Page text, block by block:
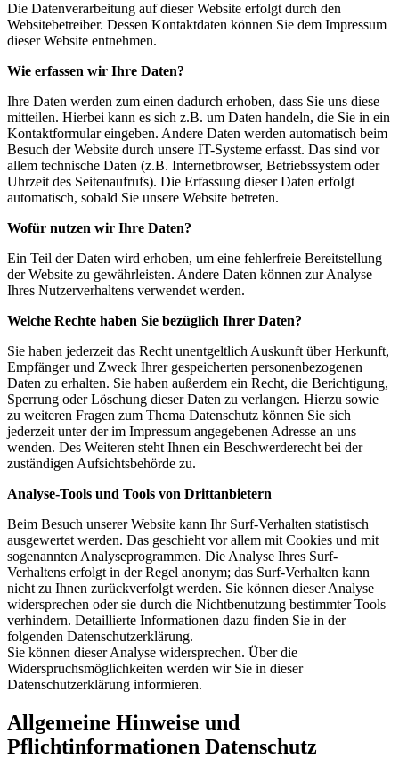
Die Datenverarbeitung auf dieser Website erfolgt durch den
Websitebetreiber. Dessen Kontaktdaten können Sie dem Impressum
dieser Website entnehmen.
Wie erfassen wir Ihre Daten?
Ihre Daten werden zum einen dadurch erhoben, dass Sie uns diese
mitteilen. Hierbei kann es sich z.B. um Daten handeln, die Sie in ein
Kontaktformular eingeben. Andere Daten werden automatisch beim
Besuch der Website durch unsere IT-Systeme erfasst. Das sind vor
allem technische Daten (z.B. Internetbrowser, Betriebssystem oder
Uhrzeit des Seitenaufrufs). Die Erfassung dieser Daten erfolgt
automatisch, sobald Sie unsere Website betreten.
Wofür nutzen wir Ihre Daten?
Ein Teil der Daten wird erhoben, um eine fehlerfreie Bereitstellung
der Website zu gewährleisten. Andere Daten können zur Analyse
Ihres Nutzerverhaltens verwendet werden.
Welche Rechte haben Sie bezüglich Ihrer Daten?
Sie haben jederzeit das Recht unentgeltlich Auskunft über Herkunft,
Empfänger und Zweck Ihrer gespeicherten personenbezogenen
Daten zu erhalten. Sie haben außerdem ein Recht, die Berichtigung,
Sperrung oder Löschung dieser Daten zu verlangen. Hierzu sowie
zu weiteren Fragen zum Thema Datenschutz können Sie sich
jederzeit unter der im Impressum angegebenen Adresse an uns
wenden. Des Weiteren steht Ihnen ein Beschwerderecht bei der
zuständigen Aufsichtsbehörde zu.
Analyse-Tools und Tools von Drittanbietern
Beim Besuch unserer Website kann Ihr Surf-Verhalten statistisch
ausgewertet werden. Das geschieht vor allem mit Cookies und mit
sogenannten Analyseprogrammen. Die Analyse Ihres Surf-
Verhaltens erfolgt in der Regel anonym; das Surf-Verhalten kann
nicht zu Ihnen zurückverfolgt werden. Sie können dieser Analyse
widersprechen oder sie durch die Nichtbenutzung bestimmter Tools
verhindern. Detaillierte Informationen dazu finden Sie in der
folgenden Datenschutzerklärung.
Sie können dieser Analyse widersprechen. Über die
Widerspruchsmöglichkeiten werden wir Sie in dieser
Datenschutzerklärung informieren.
Allgemeine Hinweise und
Pflichtinformationen Datenschutz